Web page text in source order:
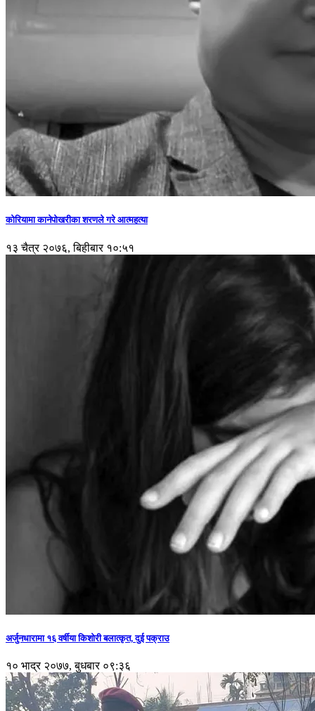
कोरियामा कानेपोखरीका शरणले गरे आत्महत्या
१३ चैत्र २०७६, बिहीबार १०:५१
अर्जुनधारामा १६ वर्षीया किशोरी बलात्कृत, दुई पक्राउ
१० भाद्र २०७७, बुधबार ०९:३६